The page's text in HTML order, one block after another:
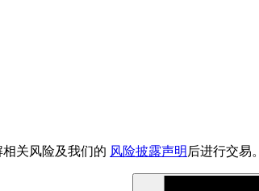
关风险及我们的 风险披露声明 后进行交易。